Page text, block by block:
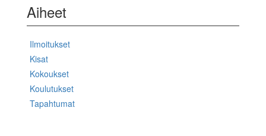
Aiheet
Ilmoitukset
Kisat
Kokoukset
Koulutukset
Tapahtumat